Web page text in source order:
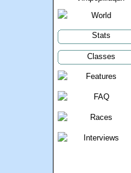
World
Stats
Classes
Features
FAQ
Races
Interviews